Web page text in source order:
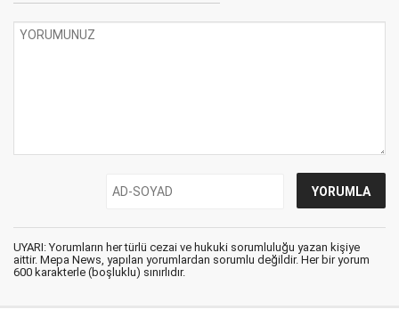
UYARI: Yorumların her türlü cezai ve hukuki sorumluluğu yazan kişiye
aittir. Mepa News, yapılan yorumlardan sorumlu değildir. Her bir yorum
600 karakterle (boşluklu) sınırlıdır.